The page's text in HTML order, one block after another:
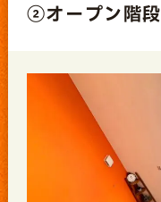
②オープン階